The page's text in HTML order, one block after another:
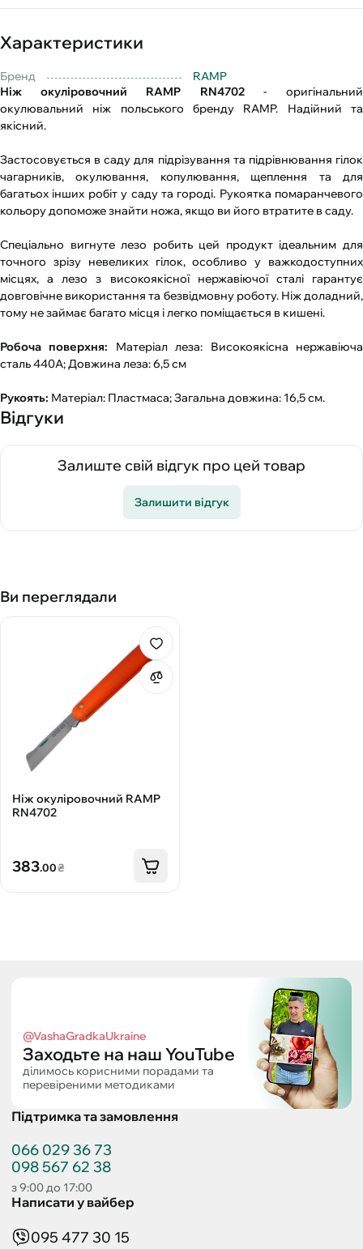
Характеристики
Бренд
RAMP
Ніж окуліровочний RAMP RN4702- оригінальний
окулювальний ніж польського бренду RAMP. Надійний та
якісний.
Застосовується в саду для підрізування та підрівнювання гілок
чагарників, окулювання, копулювання, щеплення та для
багатьох інших робіт у саду та городі. Рукоятка помаранчевого
кольору допоможе знайти ножа, якщо ви його втратите в саду.
Спеціально вигнуте лезо робить цей продукт ідеальним для
точного зрізу невеликих гілок, особливо у важкодоступних
місцях, а лезо з високоякісної нержавіючої сталі гарантує
довговічне використання та безвідмовну роботу. Ніж доладний,
тому не займає багато місця і легко поміщається в кишені.
Робоча поверхня: Матеріал леза: Високоякісна нержавіюча
сталь 440А; Довжина леза: 6,5 см
Рукоять: Матеріал: Пластмаса; Загальна довжина: 16,5 см.
Відгуки
Залиште свій відгук про цей товар
Залишити відгук
Ви переглядали
Ніж окуліровочний RAMP
RN4702
383.00₴
@VashaGradkaUkraine
Заходьте на наш YouTube
ділимось корисними порадами та
перевіреними методиками
Підтримка та замовлення
066 029 36 73
098 567 62 38
з 9:00 до 17:00
Написати у вайбер
095 477 30 15